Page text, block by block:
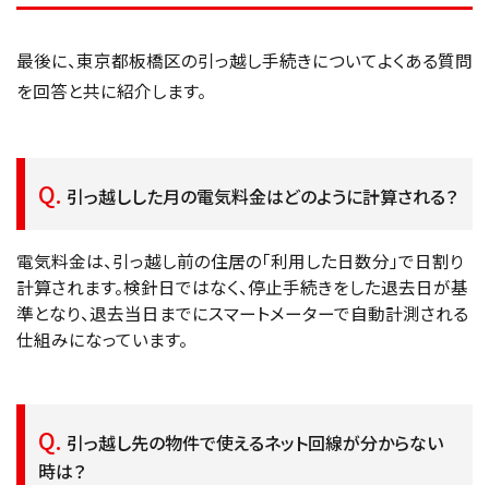
最後に、東京都板橋区の引っ越し手続きについてよくある質問
を回答と共に紹介します。
引っ越しした月の電気料金はどのように計算される？
電気料金は、引っ越し前の住居の「利用した日数分」で日割り
計算されます。検針日ではなく、停止手続きをした退去日が基
準となり、退去当日までにスマートメーターで自動計測される
仕組みになっています。
引っ越し先の物件で使えるネット回線が分からない
時は？